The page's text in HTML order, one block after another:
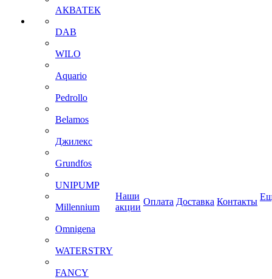
АКВАТЕК
DAB
WILO
Aquario
Pedrollo
Belamos
Джилекс
Grundfos
UNIPUMP
Millennium
Omnigena
WATERSTRY
FANCY
Наши
акции
Оплата Доставка Контакты